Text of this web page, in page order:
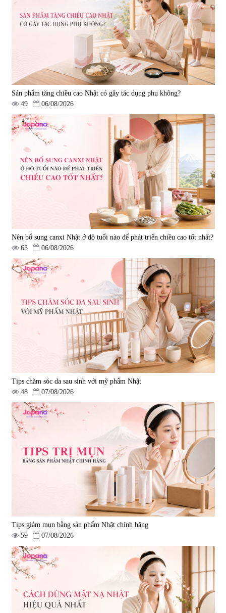
Sản phẩm tăng chiều cao Nhật có gây tác dụng phụ không?
49
06/08/2026
Nên bổ sung canxi Nhật ở độ tuổi nào để phát triển chiều cao tốt nhất?
63
06/08/2026
Tips chăm sóc da sau sinh với mỹ phẩm Nhật
48
07/08/2026
Tips giảm mụn bằng sản phẩm Nhật chính hãng
59
07/08/2026